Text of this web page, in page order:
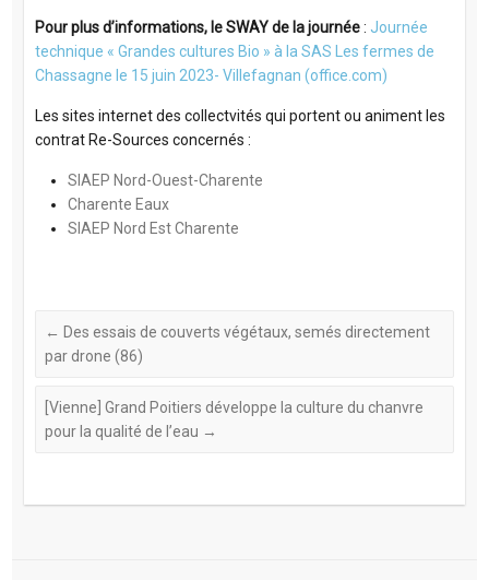
Pour plus d’informations, le SWAY de la journée: Journée
technique « Grandes cultures Bio » à la SAS Les fermes de
Chassagne le 15 juin 2023- Villefagnan (office.com)
Les sites internet des collectvités qui portent ou animent les
contrat Re-Sources concernés :
SIAEP Nord-Ouest-Charente
Charente Eaux
SIAEP Nord Est Charente
← Des essais de couverts végétaux, semés directement
par drone (86)
[Vienne] Grand Poitiers développe la culture du chanvre
pour la qualité de l’eau →